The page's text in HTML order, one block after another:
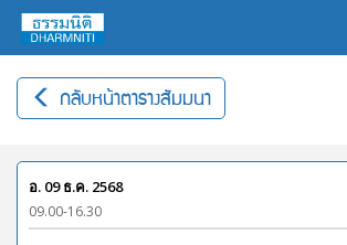
กลับหน้าตารางสัมมนา
อ. 09 ธ.ค. 2568
09.00-16.30